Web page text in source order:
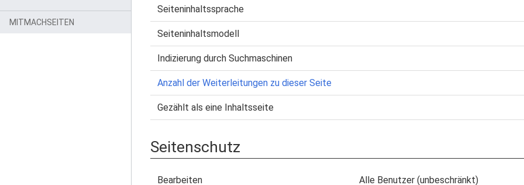
Seiteninhaltssprache
Seiteninhaltsmodell
Indizierung durch Suchmaschinen
Anzahl der Weiterleitungen zu dieser Seite
Gezählt als eine Inhaltsseite
Seitenschutz
Bearbeiten Alle Benutzer (unbeschränkt)
MITMACHSEITEN